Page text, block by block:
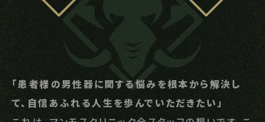
「患者様の男性器に関する悩みを根本から解決し
て、自信あふれる人生を歩んでいただきたい」